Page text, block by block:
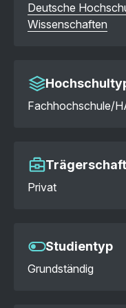
Deutsche
Wissenschaften
Fachhochschule/
Trägerschaft
Privat
Studientyp
Grundständig